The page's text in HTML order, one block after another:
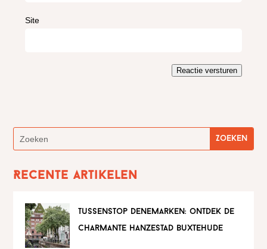
Site
Reactie versturen
Recente artikelen
tussenstop denemarken: ontdek de
charmante hanzestad buxtehude